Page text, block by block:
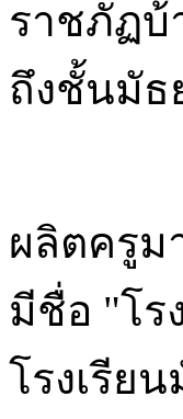
ราชภัฏบ้
ถึงชั้นมัธ
ใน พ.
ผลิตครูม
มีชื่อ "โร
โรงเรีย